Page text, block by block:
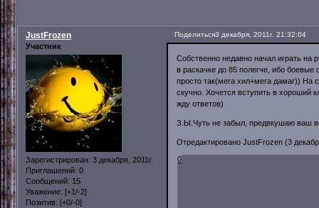
Поделиться3 декабря, 2011г. 21:32:04
JustFrozen
Участник
Зарегистрирован: 3 декабря, 2011г.
Приглашений: 0
Сообщений: 15
Уважение: [+1/-2]
Позитив: [+0/-0]
Собственно недавно начал играть на
в раскачке до 85 полегче, ибо
просто так(мега хил+мега дамаг)) На
скучно. Хочется вступить в хороший
жду ответов)
З.Ы.Чуть не забыл, предвкушаю ваш
Отредактировано JustFrozen (3
0